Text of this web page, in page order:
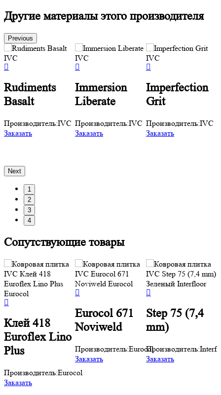
Другие материалы этого производителя
Previous
Rudiments
Basalt
Производитель:IVC
Заказать
Immersion
Liberate
Производитель:IVC
Заказать
Imperfection
Grit
Производитель:IVC
Заказать
Next
1
2
3
4
Сопутствующие товары
Клей 418
Euroflex Lino
Plus
Производитель:Eurocol
Заказать
Eurocol 671
Noviweld
Производитель:Eurocol
Заказать
Step 75 (7,4
mm)
Производитель:
Заказать